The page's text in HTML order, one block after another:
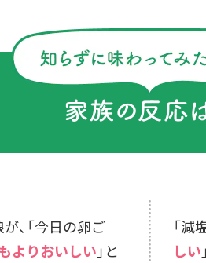
、「今日の卵ご
よりおいしい 」と
「減
しい